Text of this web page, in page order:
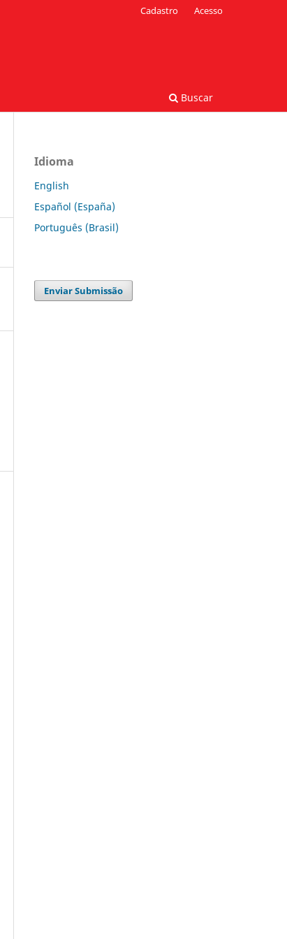
Buscar
Cadastro Acesso
Idioma
English
Español (España)
Português (Brasil)
Enviar Submissão